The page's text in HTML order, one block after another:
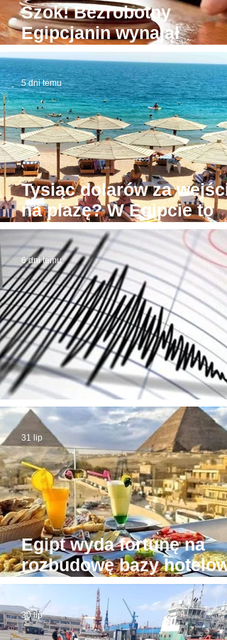
Szok! Bezrobotny
Egipcjanin wynajął
budynek sądu. W
roboty todze wyłudzał
łapówki od naiwnych
Tysiąc dolarów za
na plażę? W Egipcie to
możliwe! Stąd awantury
5 dni temu
Trzęsienie ziemi w
6 dni temu
Egipt wyda fortunę na
rozbudowę bazy
wokół Piramid w Gizie
31 lip
30 lip